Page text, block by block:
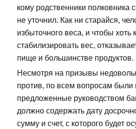
кому родственники полковника
не уточнил. Как ни старайся,
избыточного веса, и чтобы хоть
стабилизировать вес,
пище и большинстве продуктов.
Несмотря на призывы
против, по всем вопросам
предложенные руководством
должно содержать дату
сумму и счет, с которого будет